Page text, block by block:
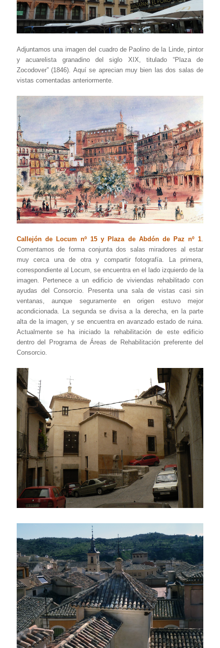
Adjuntamos una imagen del cuadro de Paolino de la Linde, pintor
y acuarelista granadino del siglo XIX, titulado “Plaza de
Zocodover” (1846). Aquí se aprecian muy bien las dos salas de
vistas comentadas anteriormente.
Callejón de Locum nº 15 y Plaza de Abdón de Paz nº 1.
Comentamos de forma conjunta dos salas miradores al estar
muy cerca una de otra y compartir fotografía. La primera,
correspondiente al Locum, se encuentra en el lado izquierdo de la
imagen. Pertenece a un edificio de viviendas rehabilitado con
ayudas del Consorcio. Presenta una sala de vistas casi sin
ventanas, aunque seguramente en origen estuvo mejor
acondicionada. La segunda se divisa a la derecha, en la parte
alta de la imagen, y se encuentra en avanzado estado de ruina.
Actualmente se ha iniciado la rehabilitación de este edificio
dentro del Programa de Áreas de Rehabilitación preferente del
Consorcio.